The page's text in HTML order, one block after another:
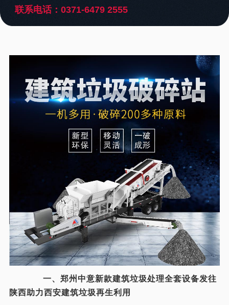
联系电话： 0371-6479 2555
一、郑州中意新款建筑垃圾处理全套设备发往
陕西助力西安建筑垃圾再生利用